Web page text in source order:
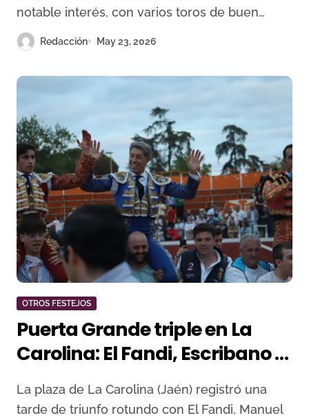
notable interés, con varios toros de buen…
Redacción May 23, 2026
OTROS FESTEJOS
Puerta Grande triple en La
Carolina: El Fandi, Escribano y
Linares desbordan la tarde
con una corrida de Juan
La plaza de La Carolina (Jaén) registró una
tarde de triunfo rotundo con El Fandi, Manuel